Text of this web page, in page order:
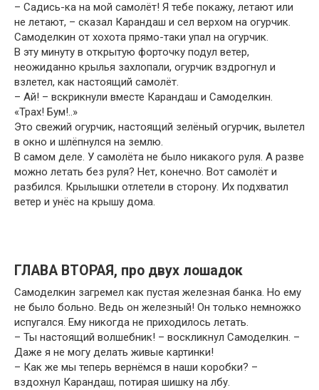
– Садись-ка на мой самолёт! Я тебе покажу, летают или
не летают, – сказал Карандаш и сел верхом на огурчик.
Самоделкин от хохота прямо-таки упал на огурчик.
В эту минуту в открытую форточку подул ветер,
неожиданно крылья захлопали, огурчик вздрогнул и
взлетел, как настоящий самолёт.
– Ай! – вскрикнули вместе Карандаш и Самоделкин.
«Трах! Бум!..»
Это свежий огурчик, настоящий зелёный огурчик, вылетел
в окно и шлёпнулся на землю.
В самом деле. У самолёта не было никакого руля. А разве
можно летать без руля? Нет, конечно. Вот самолёт и
разбился. Крылышки отлетели в сторону. Их подхватил
ветер и унёс на крышу дома.
ГЛАВА ВТОРАЯ, про двух лошадок
Самоделкин загремел как пустая железная банка. Но ему
не было больно. Ведь он железный! Он только немножко
испугался. Ему никогда не приходилось летать.
– Ты настоящий волшебник! – воскликнул Самоделкин. –
Даже я не могу делать живые картинки!
– Как же мы теперь вернёмся в наши коробки? –
вздохнул Карандаш, потирая шишку на лбу.